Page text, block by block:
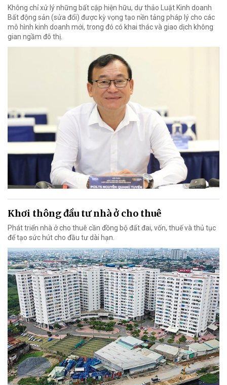
Không chỉ xử lý những bất cập hiện hữu, dự thảo Luật Kinh doanh
Bất động sản (sửa đổi) được kỳ vọng tạo nền tảng pháp lý cho các
mô hình kinh doanh mới, trong đó có khai thác và giao dịch không
gian ngầm đô thị.
Khơi thông đầu tư nhà ở cho thuê
Phát triển nhà ở cho thuê cần đồng bộ đất đai, vốn, thuế và thủ tục
để tạo sức hút cho đầu tư dài hạn.